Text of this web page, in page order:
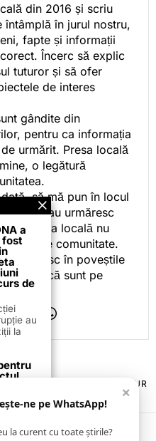
din 2016 și scriu
întâmplă în jurul nostru,
fapte și informații
Încerc să explic
tuturor și să ofer
de interes
gândite din
pentru ca informația
urmărit. Presa locală
o legătură
să mă pun în locul
sau urmăresc
că presa locală nu
despre comunitate.
regăsesc în poveștile
că sunt pe
POLITICA DE ANULARE & RETUR
CONTACT
CĂLĂRĂȘEAN
×
ne pe WhatsApp!
la curent cu toate știrile?
a
fost
de
au
la